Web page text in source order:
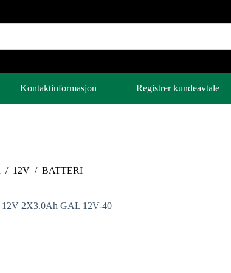
Kontaktinformasjon Registrer kundeavtale
/ 12V / BATTERI